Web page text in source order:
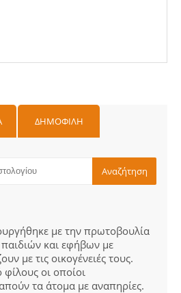
ΔΗΜΟΦΙΛΗ
με την πρωτοβουλία
και εφήβων με
με τις οικογένειές τους.
οι οποίοι
τα άτομα με αναπηρίες.